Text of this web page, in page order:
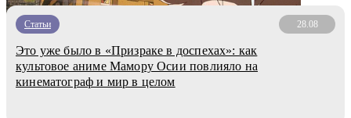
Статьи 28.08
Это уже было в «Призраке в доспехах»: как
культовое аниме Мамору Осии повлияло на
кинематограф и мир в целом